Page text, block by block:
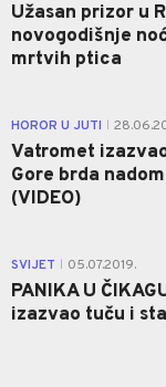
Užasan prizor u
novogodišnje
mrtvih ptica
HOROR U JUTI
Vatromet
Gore brda
(VIDEO)
SVIJET 05.07.2019.
PANIKA U
izazvao tuču i